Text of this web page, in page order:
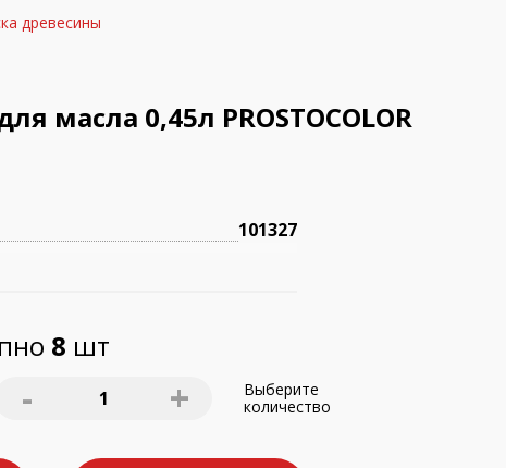
древесины
масла 0,45л PROSTOCOLOR
101327
8 шт
- 1 +
Выберите
количество